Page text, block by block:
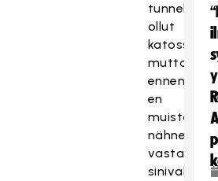
tunnelma
ollut
katossa,
mutta
ennen
en
muista
nähneeni
vastaavaa